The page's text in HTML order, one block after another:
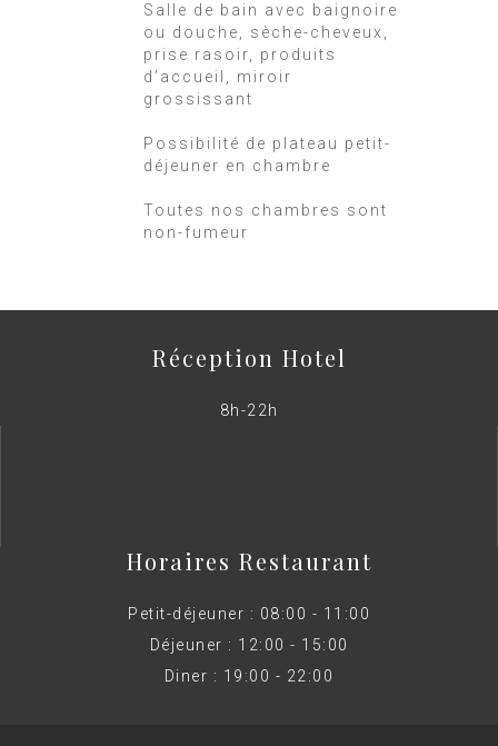
Salle de bain avec baignoire
ou douche, sèche-cheveux,
prise rasoir, produits
d’accueil, miroir
grossissant
Possibilité de plateau petit-
déjeuner en chambre
Toutes nos chambres sont
non-fumeur
Réception Hotel
8h-22h
Horaires Restaurant
Petit-déjeuner : 08:00 - 11:00
Déjeuner : 12:00 - 15:00
Diner : 19:00 - 22:00